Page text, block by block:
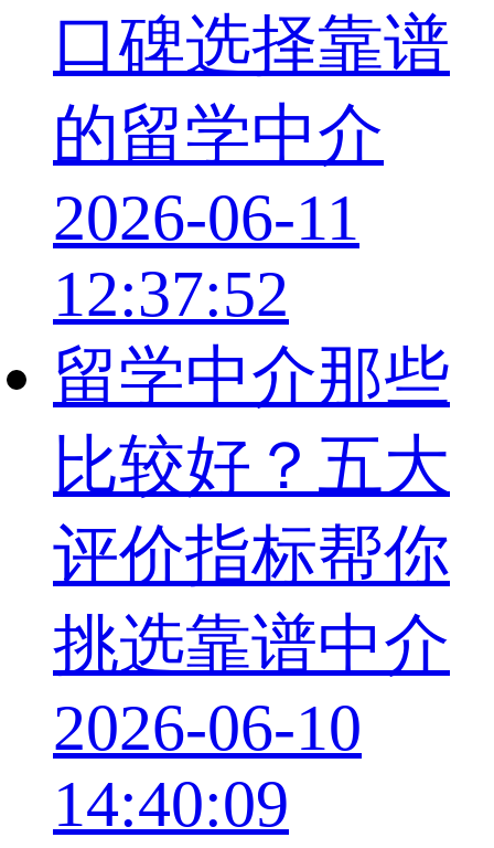
口碑选择靠谱
的留学中介
2026-06-11
12:37:52
留学中介那些
比较好？五大
评价指标帮你
挑选靠谱中介
2026-06-10
14:40:09